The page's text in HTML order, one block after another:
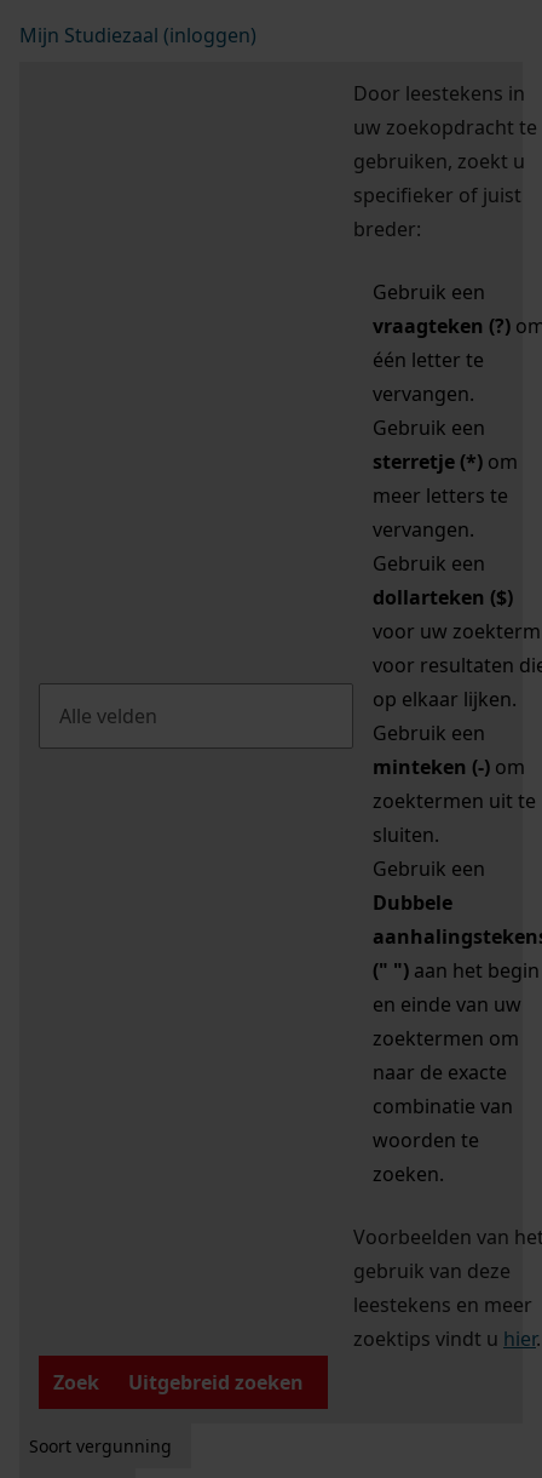
Mijn Studiezaal (inloggen)
Door leestekens in
uw zoekopdracht te
gebruiken, zoekt u
specifieker of juist
breder:
Gebruik een
vraagteken (?)
één letter te
vervangen.
Gebruik een
sterretje (*) om
meer letters te
vervangen.
Gebruik een
dollarteken ($)
voor uw zoekterm
voor resultaten
op elkaar lijken.
Gebruik een
minteken (-) om
zoektermen uit te
sluiten.
Gebruik een
Dubbele
(" ") aan het begin
en einde van uw
zoektermen om
naar de exacte
combinatie van
woorden te
zoeken.
Voorbeelden van
gebruik van deze
leestekens en meer
zoektips vindt u hier.
Zoek
Uitgebreid zoeken
Soort vergunning